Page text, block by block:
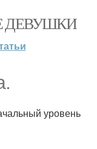
ДЕВУШКИ
уровень